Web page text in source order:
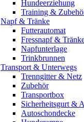
Hundeerziehung
Training &
Napf & Tränke
Futterautomat
Fressnapf &
Napfunterlage
Trinkbrunnen
Transport & Unterwegs
Trenngitter & Netz
Zubehör
Transportbox
Sicherheitsgurt &
Autoschondecke